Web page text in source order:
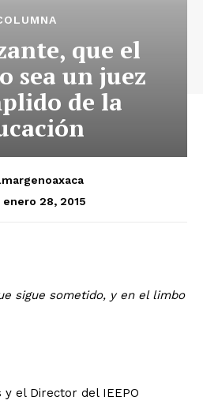
que el
sea un juez
de la
enero 28, 2015
sigue sometido, y en el limbo
el Director del IEEPO